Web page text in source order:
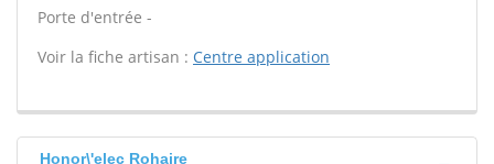
Porte d'entrée -
Voir la fiche artisan : Centre application
Honor\'elec Rohaire